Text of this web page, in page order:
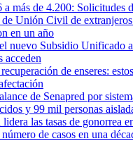
a más de 4.200: Solicitudes
Unión Civil de extranjeros
en un año
nuevo Subsidio Unificado
acceden
de enseres:
de Senapred por
y 99 mil personas
lidera las tasas de gonorrea
de casos en una